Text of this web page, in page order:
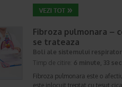
Fibroza pulmonara –
se trateaza
Boli ale sistemului respirator
Timp de citire: 6 minute, 33
Fibroza pulmonara este o
este inlocuit treptat cu tesut